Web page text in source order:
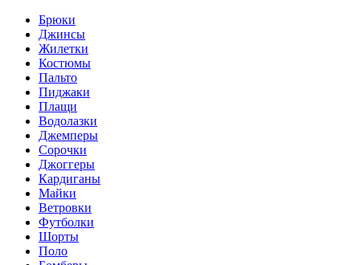
Брюки
Джинсы
Жилетки
Костюмы
Пальто
Пиджаки
Плащи
Водолазки
Джемперы
Сорочки
Джоггеры
Кардиганы
Майки
Ветровки
Футболки
Шорты
Поло